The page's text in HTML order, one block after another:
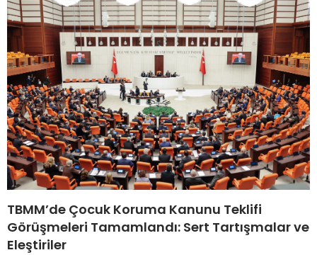
TBMM’de Çocuk Koruma Kanunu Teklifi
Görüşmeleri Tamamlandı: Sert Tartışmalar ve
Eleştiriler